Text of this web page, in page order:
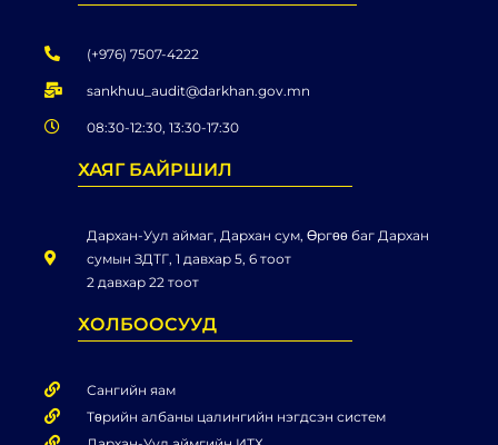
(+976) 7507-4222
sankhuu_audit@darkhan.gov.mn
08:30-12:30, 13:30-17:30
ХАЯГ БАЙРШИЛ
Дархан-Уул аймаг, Дархан сум, Өргөө баг Дархан
сумын ЗДТГ, 1 давхар 5, 6 тоот
2 давхар 22 тоот
ХОЛБООСУУД
Сангийн яам
Төрийн албаны цалингийн нэгдсэн систем